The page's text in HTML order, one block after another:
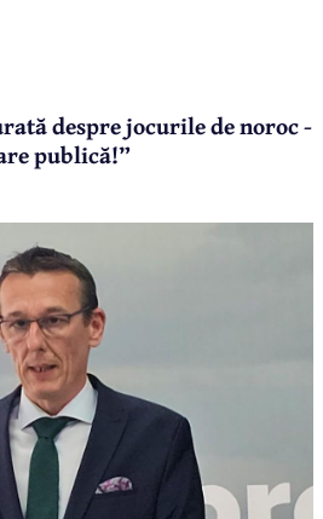
despre jocurile de noroc -
publică!”